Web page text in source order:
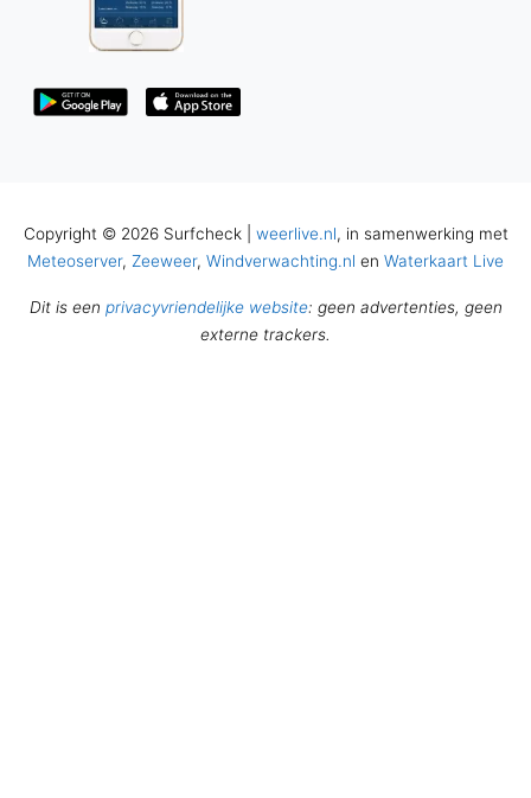
Copyright © 2026 Surfcheck | weerlive.nl, in samenwerking met
Meteoserver, Zeeweer, Windverwachting.nl en Waterkaart Live
Dit is een privacyvriendelijke website: geen advertenties, geen
externe trackers.